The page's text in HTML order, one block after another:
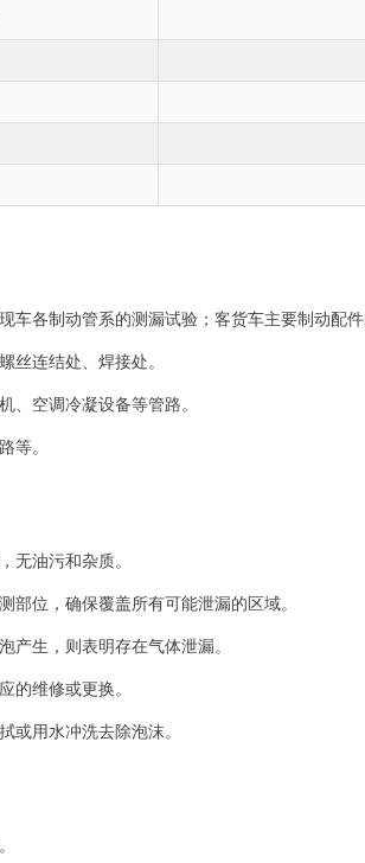
车各制动管系的测漏试验；客货车主要制动配
丝连结处、焊接处。
、空调冷凝设备等管路。
等。
无油污和杂质。
部位，确保覆盖所有可能泄漏的区域。
产生，则表明存在气体泄漏。
的维修或更换。
或用水冲洗去除泡沫。